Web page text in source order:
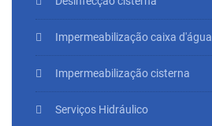
Impermeabilização caixa d'água
Impermeabilização cisterna
Serviços Hidráulico